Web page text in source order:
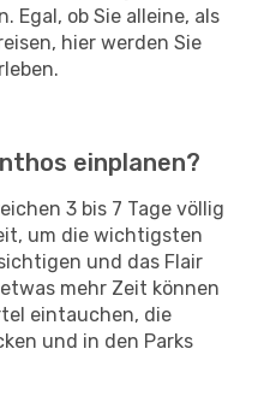
Egal, ob Sie alleine, als
hier werden Sie
einplanen?
3 bis 7 Tage völlig
um die wichtigsten
und das Flair
mehr Zeit können
eintauchen, die
und in den Parks